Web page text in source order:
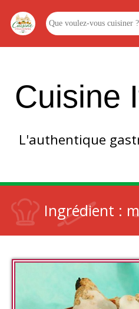
Cuisine
L'authentique
Ingrédient :